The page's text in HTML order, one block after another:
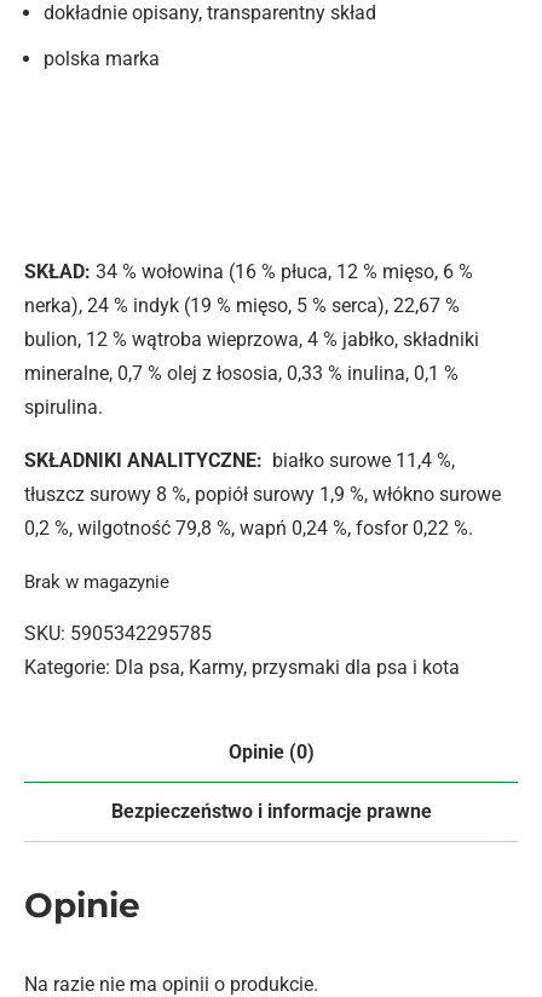
dokładnie opisany, transparentny skład
polska marka
SKŁAD: 34 % wołowina (16 % płuca, 12 % mięso, 6 %
nerka), 24 % indyk (19 % mięso, 5 % serca), 22,67 %
bulion, 12 % wątroba wieprzowa, 4 % jabłko, składniki
mineralne, 0,7 % olej z łososia, 0,33 % inulina, 0,1 %
spirulina.
SKŁADNIKI ANALITYCZNE: białko surowe 11,4 %,
tłuszcz surowy 8 %, popiół surowy 1,9 %, włókno surowe
0,2 %, wilgotność 79,8 %, wapń 0,24 %, fosfor 0,22 %.
Brak w magazynie
SKU: 5905342295785
Kategorie: Dla psa, Karmy, przysmaki dla psa i kota
Opinie (0)
Bezpieczeństwo i informacje prawne
Opinie
Na razie nie ma opinii o produkcie.